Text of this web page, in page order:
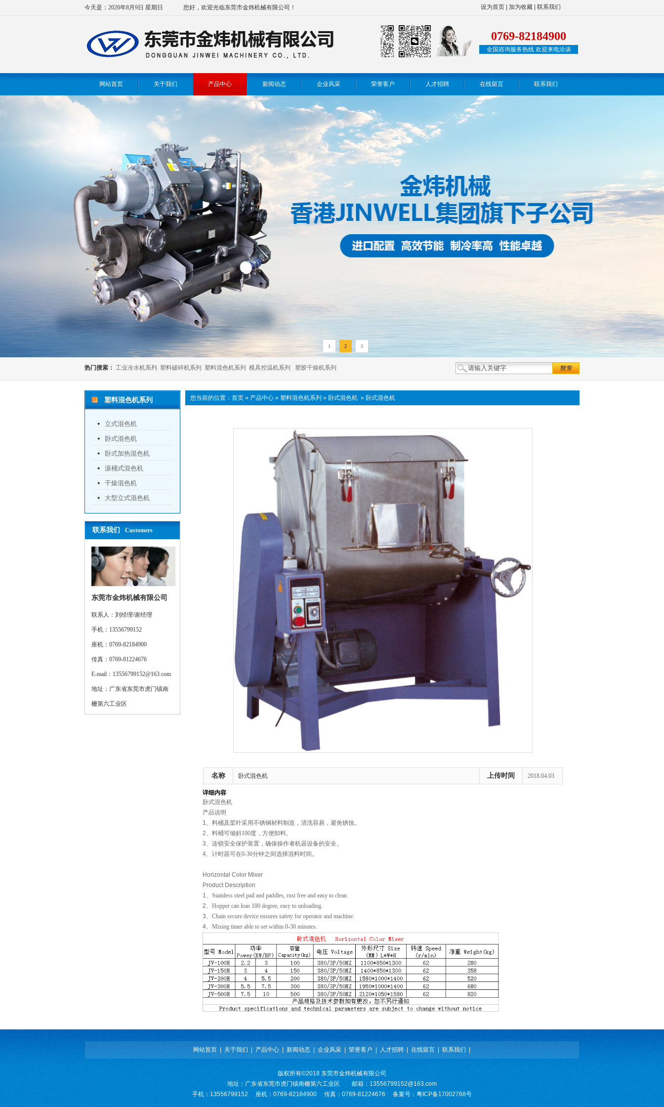
今天是：2026年8月9日 星期日 您好，欢迎光临东莞市金炜机械有限公司！ 设为首页 加为收藏 联系我们
0769-82184900
全国咨询服务热线 欢迎来电洽谈
网站首页 关于我们 产品中心 新闻动态 企业风采 荣誉客户 人才招聘 在线留言 联系我们
1 2 3
热门搜索： 工业冷水机系列 塑料破碎机系列 塑料混色机系列 模具控温机系列 塑胶干燥机系列
塑料混色机系列
立式混色机
卧式混色机
卧式加热混色机
滚桶式混色机
干燥混色机
大型立式混色机
联系我们 Customers
东莞市金炜机械有限公司
联系人：刘经理/谢经理
手机：13556799152
座机：0769-82184900
传真：0769-81224676
E-mail：13556799152@163.com
地址：广东省东莞市虎门镇南
栅第六工业区
您当前的位置： 首页 » 产品中心 » 塑料混色机系列 » 卧式混色机 » 卧式混色机
名称 卧式混色机 2018.04.03
上传时间
详细内容
卧式混色机
产品说明
1、料桶及桨叶采用不锈钢材料制造，清洗容易，避免锈蚀。
2、料桶可倾斜100度，方便卸料。
3、连锁安全保护装置，确保操作者机器设备的安全。
4、计时器可在0-30分钟之间选择混料时间。
Horizontal Color Mixer
Product Description
1、 Stainless steel pail and paddles, rust free and easy to clean.
2、 Hopper can lean 100 degree, easy to unloading.
3、 Chain secure device ensures safety for operator and machine.
4、 Mixing timer able to set within 0-30 minutes.
网站首页 关于我们 产品中心 新闻动态 企业风采 荣誉客户 人才招聘 在线留言 联系我们
版权所有©2018 东莞市金炜机械有限公司
地址：广东省东莞市虎门镇南栅第六工业区 邮箱：13556799152@163.com
手机：13556799152 座机：0769-82184900 传真：0769-81224676 备案号： 粤ICP备17002768号